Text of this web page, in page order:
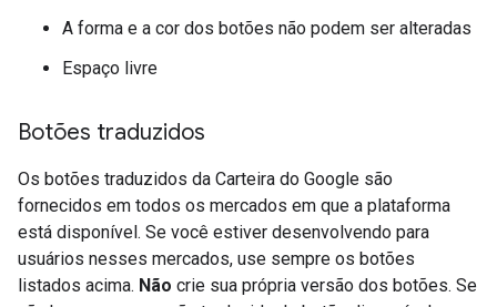
A forma e a cor dos botões não podem ser alteradas
Espaço livre
Botões traduzidos
Os botões traduzidos da Carteira do Google são
fornecidos em todos os mercados em que a plataforma
está disponível. Se você estiver desenvolvendo para
usuários nesses mercados, use sempre os botões
listados acima. Não crie sua própria versão dos botões. Se